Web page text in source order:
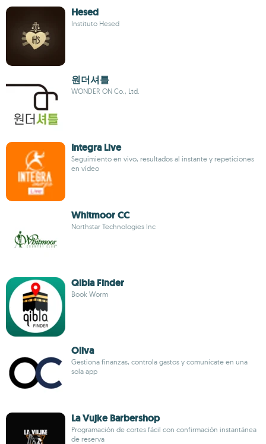
Hesed
Instituto Hesed
원더셔틀
WONDER ON Co., Ltd.
Integra Live
Seguimiento en vivo, resultados al instante y repeticiones
en vídeo
Whitmoor CC
Northstar Technologies Inc
Qibla Finder
Book Worm
Oliva
Gestiona finanzas, controla gastos y comunícate en una
sola app
La Vujke Barbershop
Programación de cortes fácil con confirmación instantánea
de reserva